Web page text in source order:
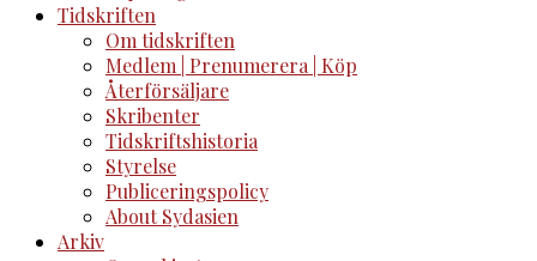
Tidskriften
Om tidskriften
Medlem | Prenumerera | Köp
Återförsäljare
Skribenter
Tidskriftshistoria
Styrelse
Publiceringspolicy
About Sydasien
Arkiv